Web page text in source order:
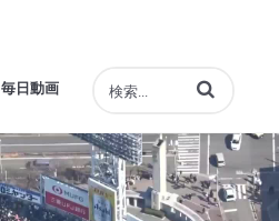
毎日動画 動画の検索語句